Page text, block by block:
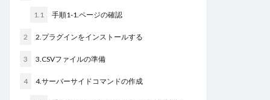
1.1 手順1-1.ページの確認
2 2.プラグインをインストールする
3 3.CSVファイルの準備
4 4.サーバーサイドコマンドの作成
並べ替え
予実管理
入力チェック
数値型セル
日付型セル
書式設定
条件分岐
検索 検索ボックス